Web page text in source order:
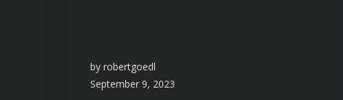
by robertgoedl
September 9, 2023